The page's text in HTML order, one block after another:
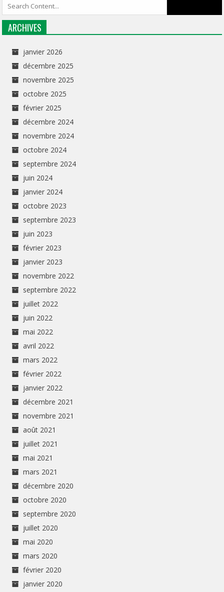
ARCHIVES
janvier 2026
décembre 2025
novembre 2025
octobre 2025
février 2025
décembre 2024
novembre 2024
octobre 2024
septembre 2024
juin 2024
janvier 2024
octobre 2023
septembre 2023
juin 2023
février 2023
janvier 2023
novembre 2022
septembre 2022
juillet 2022
juin 2022
mai 2022
avril 2022
mars 2022
février 2022
janvier 2022
décembre 2021
novembre 2021
août 2021
juillet 2021
mai 2021
mars 2021
décembre 2020
octobre 2020
septembre 2020
juillet 2020
mai 2020
mars 2020
février 2020
janvier 2020